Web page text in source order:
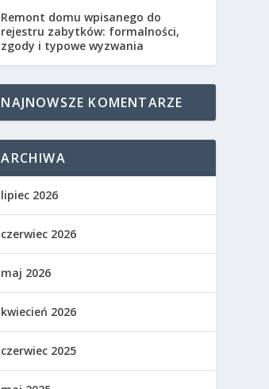
Remont domu wpisanego do
rejestru zabytków: formalności,
zgody i typowe wyzwania
NAJNOWSZE KOMENTARZE
ARCHIWA
lipiec 2026
czerwiec 2026
maj 2026
kwiecień 2026
czerwiec 2025